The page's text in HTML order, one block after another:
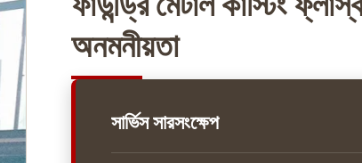
অনমনীয়তা
সার্ভিস সারসংক্ষেপ